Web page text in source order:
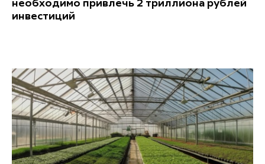
необходимо привлечь 2 триллиона рублей
инвестиций